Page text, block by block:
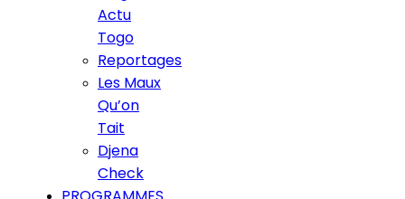
Actu
Togo
Reportages
Les Maux
Qu’on
Tait
Djena
Check